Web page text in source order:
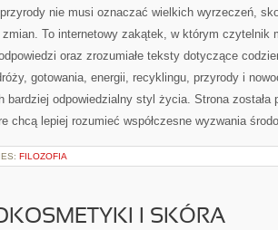
nie musi oznaczać wielkich wyrzeczeń,
zmian. To internetowy zakątek, w którym czytelnik
oraz zrozumiałe teksty dotyczące
gotowania, energii, recyklingu, przyrody i
bardziej odpowiedzialny styl życia. Strona została
chcą lepiej rozumieć współczesne wyzwania
FILOZOFIA
I SKÓRA